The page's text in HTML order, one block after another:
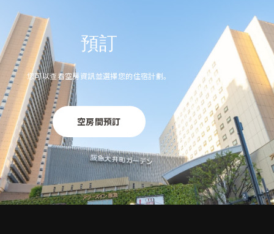
預訂
您可以查看空房資訊並選擇您的住宿計劃。
空房間預訂